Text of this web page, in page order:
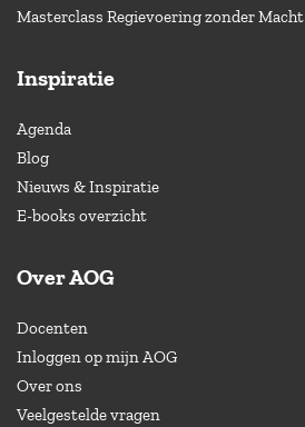
Masterclass Regievoering zonder Macht
Inspiratie
Agenda
Blog
Nieuws & Inspiratie
E-books overzicht
Over AOG
Docenten
Inloggen op mijn AOG
Over ons
Veelgestelde vragen